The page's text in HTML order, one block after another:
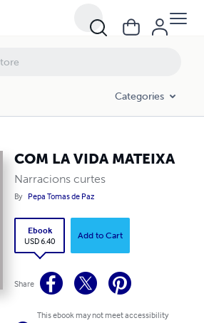
Categories
COM LA VIDA MATEIXA
Narracions curtes
By Pepa Tomas de Paz
Ebook
USD 6.40
Add to Cart
Share
This ebook may not meet accessibility